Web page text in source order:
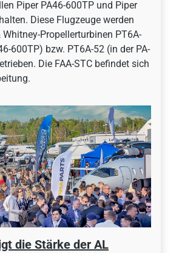
Piper PA46-600TP und Piper
Diese Flugzeuge werden
Propellerturbinen PT6A-
600TP) bzw. PT6A-52 (in der PA-
Die FAA-STC befindet sich
die Stärke der AL